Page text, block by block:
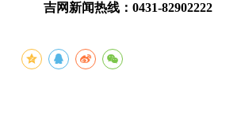
吉网新闻热线：0431-82902222